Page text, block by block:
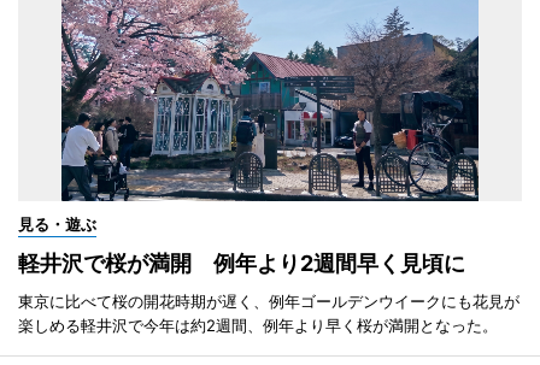
見る・遊ぶ
軽井沢で桜が満開 例年より2週間早く見頃に
東京に比べて桜の開花時期が遅く、例年ゴールデンウイークにも花見が
楽しめる軽井沢で今年は約2週間、例年より早く桜が満開となった。